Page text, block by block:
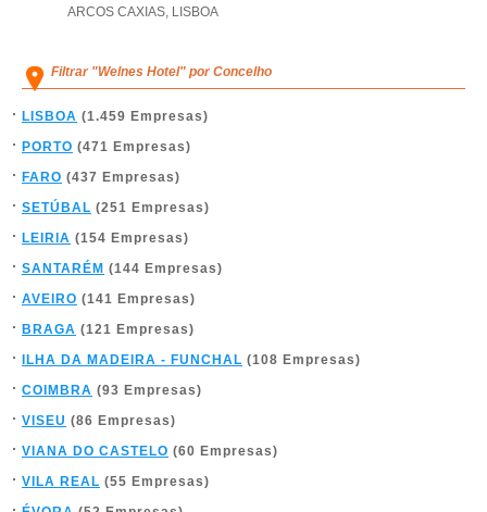
ARCOS CAXIAS, LISBOA
Filtrar "Welnes Hotel" por Concelho
LISBOA (1.459 Empresas)
PORTO (471 Empresas)
FARO (437 Empresas)
SETÚBAL (251 Empresas)
LEIRIA (154 Empresas)
SANTARÉM (144 Empresas)
AVEIRO (141 Empresas)
BRAGA (121 Empresas)
ILHA DA MADEIRA - FUNCHAL (108 Empresas)
COIMBRA (93 Empresas)
VISEU (86 Empresas)
VIANA DO CASTELO (60 Empresas)
VILA REAL (55 Empresas)